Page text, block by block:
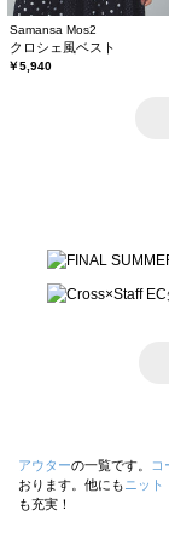
Samansa Mos2
クロシェ風ベスト
￥5,940
アウターの一覧です。 コ
おります。他にも ニット
も充実！